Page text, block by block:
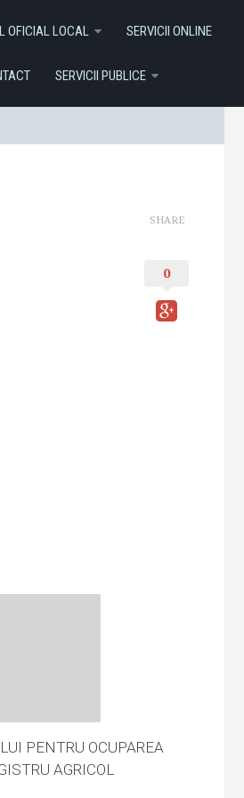
OFICIAL LOCAL SERVICII ONLINE
SERVICII PUBLICE
Servicii Publice
SHARE
0
PENTRU OCUPAREA
AGRICOL